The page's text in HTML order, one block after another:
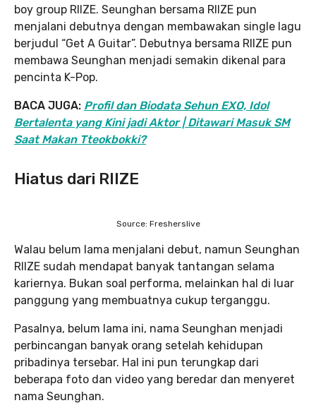
boy group RIIZE. Seunghan bersama RIIZE pun
menjalani debutnya dengan membawakan single lagu
berjudul “Get A Guitar”. Debutnya bersama RIIZE pun
membawa Seunghan menjadi semakin dikenal para
pencinta K-Pop.
BACA JUGA: Profil dan Biodata Sehun EXO, Idol
Bertalenta yang Kini jadi Aktor | Ditawari Masuk SM
Saat Makan Tteokbokki?
Hiatus dari RIIZE
Source: Fresherslive
Walau belum lama menjalani debut, namun Seunghan
RIIZE sudah mendapat banyak tantangan selama
kariernya. Bukan soal performa, melainkan hal di luar
panggung yang membuatnya cukup terganggu.
Pasalnya, belum lama ini, nama Seunghan menjadi
perbincangan banyak orang setelah kehidupan
pribadinya tersebar. Hal ini pun terungkap dari
beberapa foto dan video yang beredar dan menyeret
nama Seunghan.